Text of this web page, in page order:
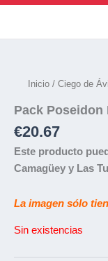
Ir
Inicio / Ciego de
Pack Poseidon
€20.67
Este producto
Camagüey y Las
La imagen sólo
Sin existencias